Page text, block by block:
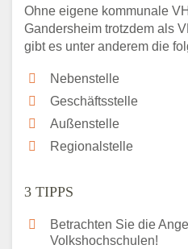
Ohne eigene kommunale
Gandersheim trotzdem als
gibt es unter anderem die
Nebenstelle
Geschäftsstelle
Außenstelle
Regionalstelle
3 TIPPS
Betrachten Sie die
Volkshochschulen!